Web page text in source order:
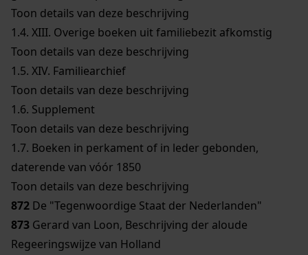
Toon details van deze beschrijving
1.4. XIII. Overige boeken uit familiebezit afkomstig
Toon details van deze beschrijving
1.5. XIV. Familiearchief
Toon details van deze beschrijving
1.6. Supplement
Toon details van deze beschrijving
1.7. Boeken in perkament of in leder gebonden,
daterende van vóór 1850
Toon details van deze beschrijving
872 De "Tegenwoordige Staat der Nederlanden"
873 Gerard van Loon, Beschrijving der aloude
Regeeringswijze van Holland